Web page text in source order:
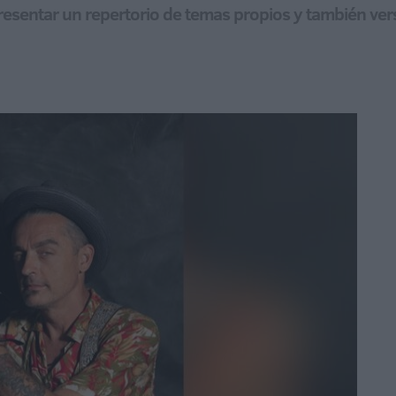
un repertorio de temas propios y también